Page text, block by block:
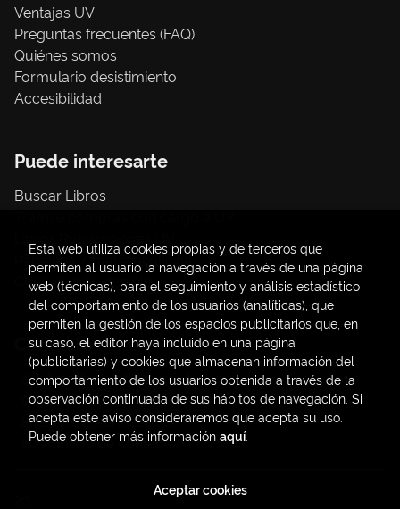
Ventajas UV
Preguntas frecuentes (FAQ)
Quiénes somos
Formulario desistimiento
Accesibilidad
Puede interesarte
Buscar Libros
Papelería / material oficina
Consumo Sostenible
Contacto
C/ Amadeo de Saboya, 4
(+34) 963828968
latendauv@fundacio.es
Formulario de contacto
. Todos los Derechos Reservados |
Esta web utiliza cookies propias y de terceros que
permiten al usuario la navegación a través de una página
web (técnicas), para el seguimiento y análisis estadístico
del comportamiento de los usuarios (analíticas), que
permiten la gestión de los espacios publicitarios que, en
su caso, el editor haya incluido en una página
(publicitarias) y cookies que almacenan información del
comportamiento de los usuarios obtenida a través de la
observación continuada de sus hábitos de navegación. Si
acepta este aviso consideraremos que acepta su uso.
Puede obtener más información aquí.
Aceptar cookies